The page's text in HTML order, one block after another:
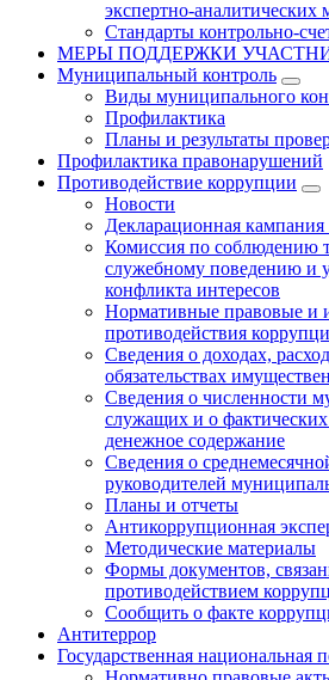
экспертно-аналитических
Стандарты контрольно-
МЕРЫ ПОДДЕРЖКИ
Муниципальный контроль
Виды муниципального
Профилактика
Планы и результаты
Профилактика правонарушений
Противодействие коррупции
Новости
Декларационная кампания
Комиссия по соблюдению
служебному поведению и
конфликта интересов
Нормативные правовые и
противодействия
Сведения о доходах,
обязательствах
Сведения о численности
служащих и о фактических
денежное содержание
Сведения о
руководителей
Планы и отчеты
Антикоррупционная
Методические материалы
Формы документов,
противодействием
Сообщить о факте
Антитеррор
Государственная национальная